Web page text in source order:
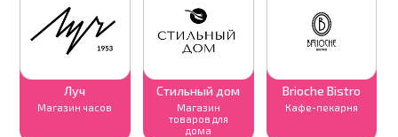
Луч
Магазин часов
Стильный дом
Магазин
товаров для
дома
Brioche Bistro
Кафе-пекарня